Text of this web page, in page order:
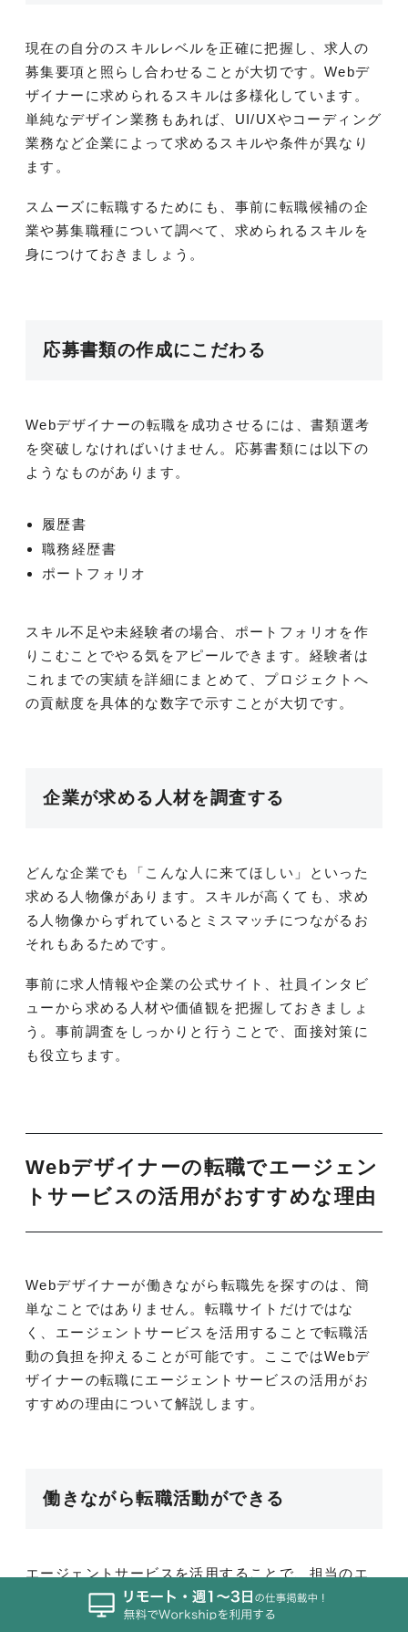
現在の自分のスキルレベルを正確に把握し、求人の
募集要項と照らし合わせることが大切です。Webデ
ザイナーに求められるスキルは多様化しています。
単純なデザイン業務もあれば、UI/UXやコーディング
業務など企業によって求めるスキルや条件が異なり
ます。
スムーズに転職するためにも、事前に転職候補の企
業や募集職種について調べて、求められるスキルを
身につけておきましょう。
応募書類の作成にこだわる
Webデザイナーの転職を成功させるには、書類選考
を突破しなければいけません。応募書類には以下の
ようなものがあります。
履歴書
職務経歴書
ポートフォリオ
スキル不足や未経験者の場合、ポートフォリオを作
りこむことでやる気をアピールできます。経験者は
これまでの実績を詳細にまとめて、プロジェクトへ
の貢献度を具体的な数字で示すことが大切です。
企業が求める人材を調査する
どんな企業でも「こんな人に来てほしい」といった
求める人物像があります。スキルが高くても、求め
る人物像からずれているとミスマッチにつながるお
それもあるためです。
事前に求人情報や企業の公式サイト、社員インタビ
ューから求める人材や価値観を把握しておきましょ
う。事前調査をしっかりと行うことで、面接対策に
も役立ちます。
Webデザイナーの転職でエージェン
トサービスの活用がおすすめな理由
Webデザイナーが働きながら転職先を探すのは、簡
単なことではありません。転職サイトだけではな
く、エージェントサービスを活用することで転職活
動の負担を抑えることが可能です。ここではWebデ
ザイナーの転職にエージェントサービスの活用がお
すすめの理由について解説します。
働きながら転職活動ができる
エージェントサービスを活用することで、担当のエ
ージェントが採用活動を代行してくれます。たとえ
ば希望条件にあった企業の選定や、面接日程の調